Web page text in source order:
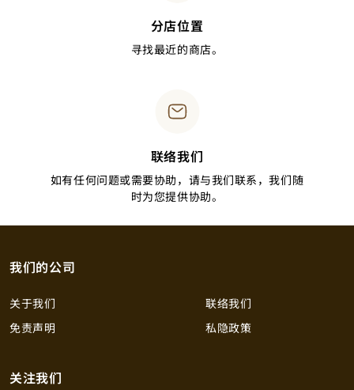
分店位置
寻找最近的商店。
联络我们
如有任何问题或需要协助，请与我们联系，我们随
时为您提供协助。
我们的公司
关于我们
联络我们
免责声明
私隐政策
关注我们